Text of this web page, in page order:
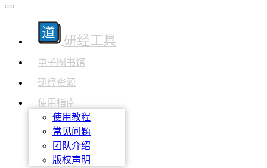
研经工具
电子图书馆
研经资源
使用指南
使用教程
常见问题
团队介绍
版权声明